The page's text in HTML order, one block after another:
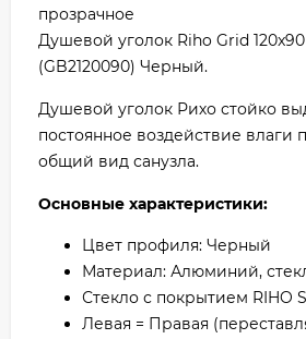
прозрачное
Душевой уголок Riho Grid 120x90
(GB2120090) Черный.
Душевой уголок Рихо стойко
постоянное воздействие влаги
общий вид санузла.
Основные характеристики:
Цвет профиля: Черный
Материал: Алюминий,
Стекло с покрытием RIHO
Левая = Правая